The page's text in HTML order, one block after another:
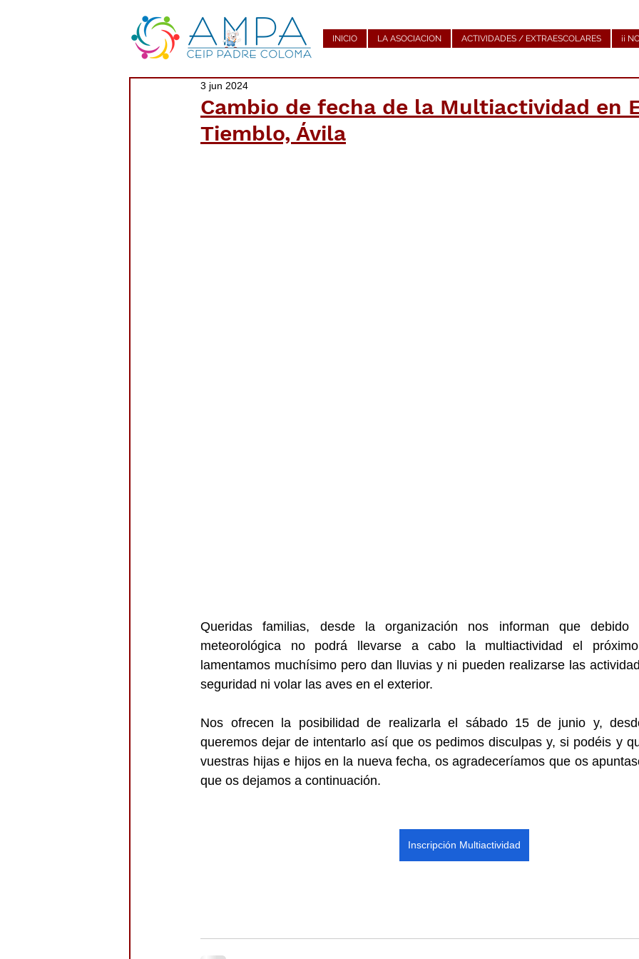
INICIO LA ASOCIACION ACTIVIDADES / EXTRAESCOLARES ¡¡
Cambio de fecha de la Multiactividad en
Tiemblo, Ávila
3 jun 2024
Queridas familias, desde la organización nos informan que
meteorológica no podrá llevarse a cabo la multiactividad el
lamentamos muchísimo pero dan lluvias y ni pueden realizarse las
seguridad ni volar las aves en el exterior.
Nos ofrecen la posibilidad de realizarla el sábado 15 de junio y,
queremos dejar de intentarlo así que os pedimos disculpas y, si podéis y
vuestras hijas e hijos en la nueva fecha, os agradeceríamos que os
que os dejamos a continuación.
Inscripción Multiactividad